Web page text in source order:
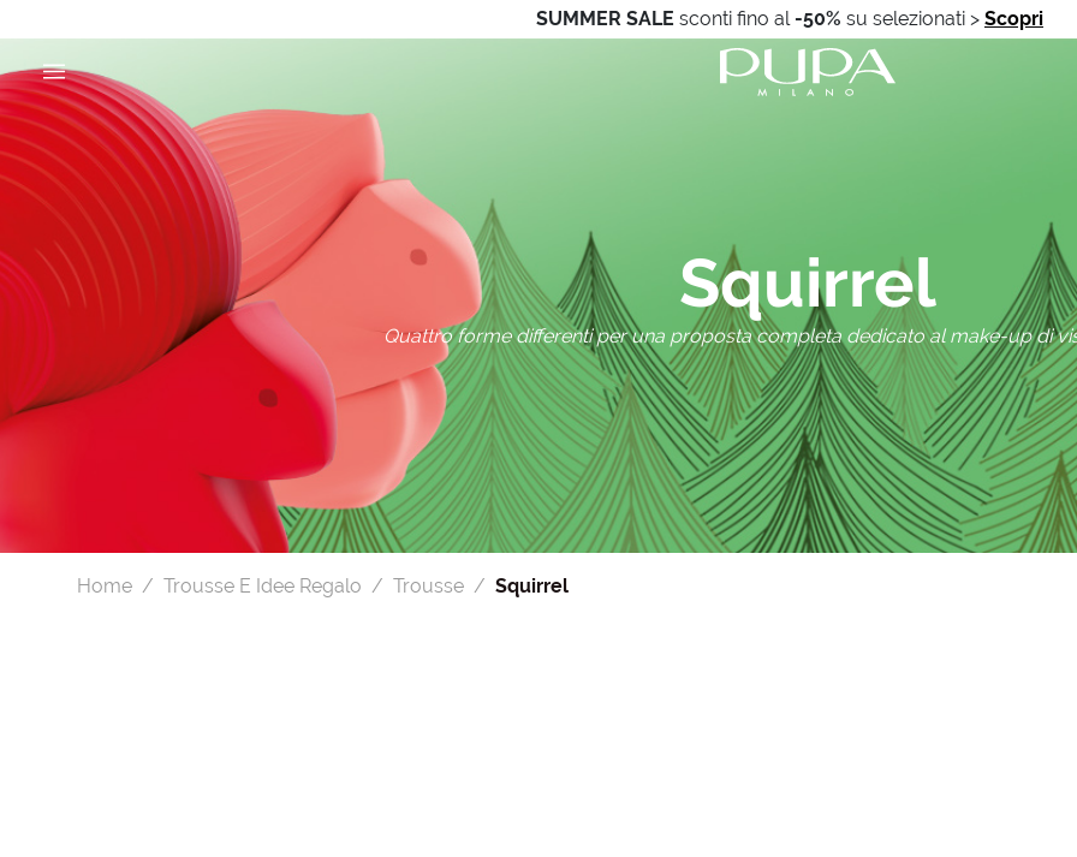
SUMMER SALE sconti fino al -50% su selezionati > Scopri
Squirrel
Quattro forme differenti per una proposta completa dedicato al make-up di
Home Trousse E Idee Regalo Trousse Squirrel